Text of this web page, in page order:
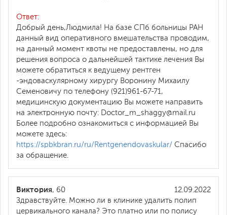
Ответ:
Добрый день,Людмила! На базе СПб больницы РАН
данный вид оперативного вмешательства проводим,
на данный момент квоты не предоставлены, но для
решения вопроса о дальнейшей тактике лечения Вы
можете обратиться к ведущему рентген
-эндоваскулярному хирургу Воронину Михаилу
Семеновичу по телефону (921)961-67-71,
медицинскую документацию Вы можете направить
на электронную почту: Doctor_m_shaggy@mail.ru
Более подробно ознакомиться с информацией Вы
можете здесь:
https://spbkbran.ru/ru/Rentgenendovaskular/ Спасибо
за обращение.
12.09.2022
Виктория, 60
Здравствуйте. Можно ли в клинике удалить полип
цервикального канала? Это платно или по полису